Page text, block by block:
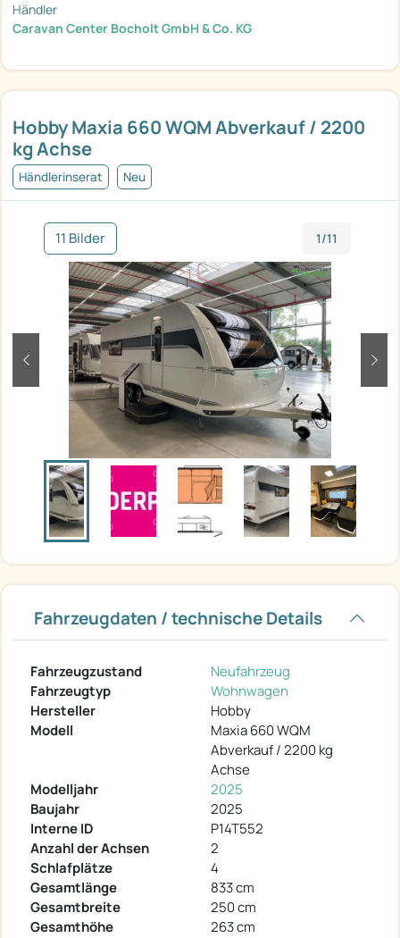
Hobby Maxia 660 WQM Abverkauf / 2200
kg Achse
Händlerinserat Neu
11 Bilder 1/11
zurück
Fahrzeugdaten / technische Details
Fahrzeugzustand
Neufahrzeug
Fahrzeugtyp
Wohnwagen
Hersteller
Hobby
Modell
Maxia 660 WQM
Abverkauf / 2200 kg
Achse
Modelljahr
2025
Baujahr
2025
Interne ID
P14T552
Anzahl der Achsen
2
Schlafplätze
4
Gesamtlänge
833 cm
Gesamtbreite
250 cm
Gesamthöhe
263 cm
Händler
Caravan Center Bocholt GmbH & Co. KG